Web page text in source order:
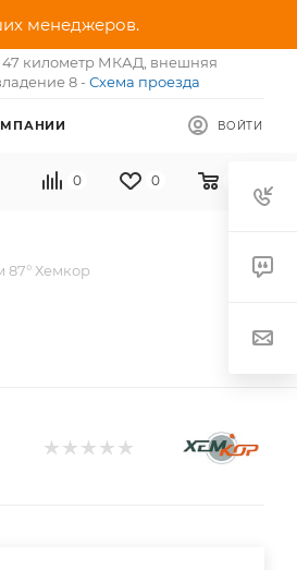
менеджеров.
47 километр МКАД, внешняя
8 - Схема проезда
ВОЙТИ
0 0
87° Хемкор